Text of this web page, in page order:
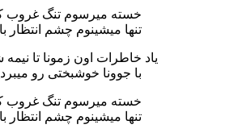
خسته میرسوم تنگ غروب
تنها میشینوم چشم انتظار
یاد خاطرات اون زمونا تا
با جوونا خوشبختی رو
خسته میرسوم تنگ غروب
تنها میشینوم چشم انتظار